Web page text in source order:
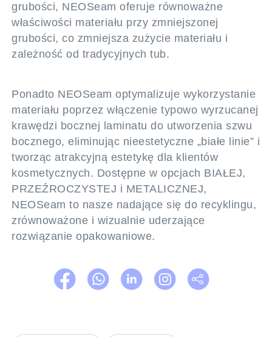
grubości, NEOSeam oferuje równoważne
właściwości materiału przy zmniejszonej
grubości, co zmniejsza zużycie materiału i
zależność od tradycyjnych tub.
Ponadto NEOSeam optymalizuje wykorzystanie
materiału poprzez włączenie typowo wyrzucanej
krawędzi bocznej laminatu do utworzenia szwu
bocznego, eliminując nieestetyczne „białe linie” i
tworząc atrakcyjną estetykę dla klientów
kosmetycznych. Dostępne w opcjach BIAŁEJ,
PRZEŹROCZYSTEJ i METALICZNEJ,
NEOSeam to nasze nadające się do recyklingu,
zrównoważone i wizualnie uderzające
rozwiązanie opakowaniowe.